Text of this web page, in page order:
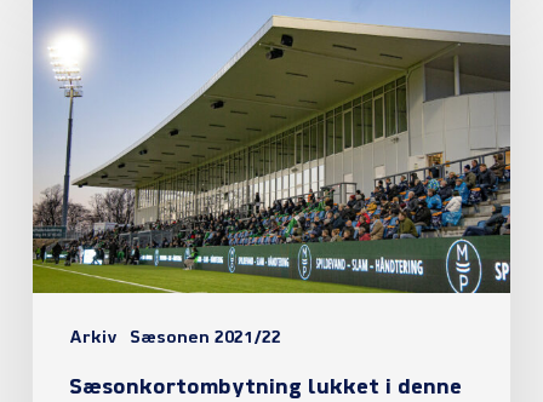
Arkiv Sæsonen 2021/22
lukket
denne
Sæsonkortombytning lukket i denne